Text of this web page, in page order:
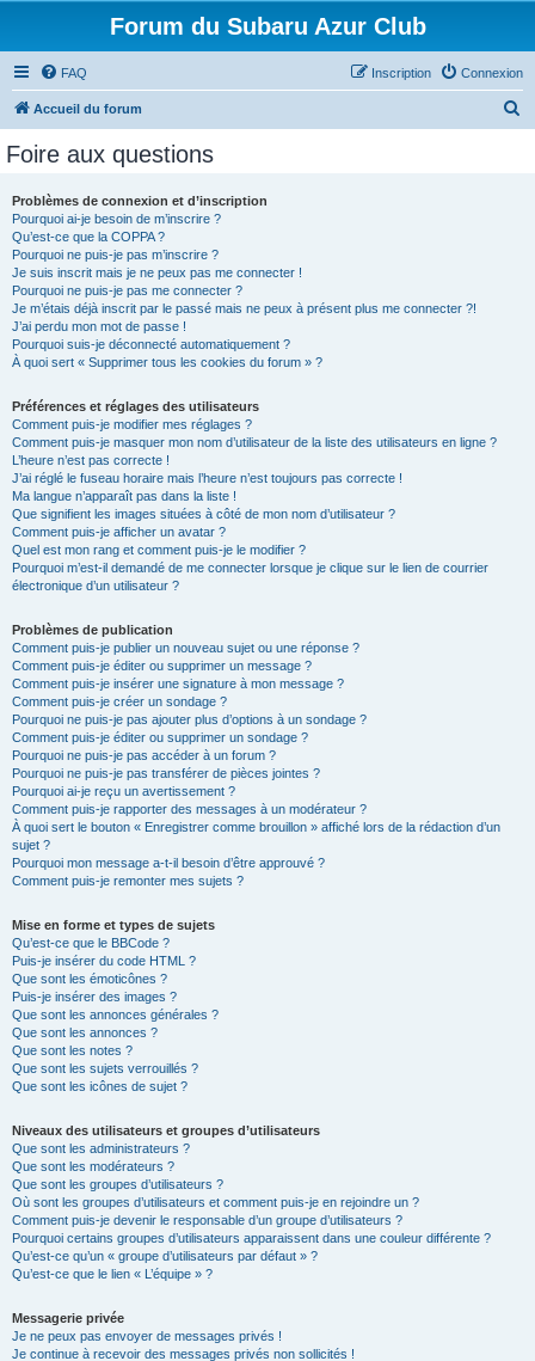
Forum du Subaru Azur Club
FAQ Connexion
Inscription
Accueil du forum
Foire aux questions
Problèmes de connexion et d’inscription
Pourquoi ai-je besoin de m’inscrire ?
Qu’est-ce que la COPPA ?
Pourquoi ne puis-je pas m’inscrire ?
Je suis inscrit mais je ne peux pas me connecter !
Pourquoi ne puis-je pas me connecter ?
Je m’étais déjà inscrit par le passé mais ne peux à présent plus me connecter ?!
J’ai perdu mon mot de passe !
Pourquoi suis-je déconnecté automatiquement ?
À quoi sert « Supprimer tous les cookies du forum » ?
Préférences et réglages des utilisateurs
Comment puis-je modifier mes réglages ?
Comment puis-je masquer mon nom d’utilisateur de la liste des utilisateurs en ligne ?
L’heure n’est pas correcte !
J’ai réglé le fuseau horaire mais l’heure n’est toujours pas correcte !
Ma langue n’apparaît pas dans la liste !
Que signifient les images situées à côté de mon nom d’utilisateur ?
Comment puis-je afficher un avatar ?
Quel est mon rang et comment puis-je le modifier ?
Pourquoi m’est-il demandé de me connecter lorsque je clique sur le lien de courrier
électronique d’un utilisateur ?
Problèmes de publication
Comment puis-je publier un nouveau sujet ou une réponse ?
Comment puis-je éditer ou supprimer un message ?
Comment puis-je insérer une signature à mon message ?
Comment puis-je créer un sondage ?
Pourquoi ne puis-je pas ajouter plus d’options à un sondage ?
Comment puis-je éditer ou supprimer un sondage ?
Pourquoi ne puis-je pas accéder à un forum ?
Pourquoi ne puis-je pas transférer de pièces jointes ?
Pourquoi ai-je reçu un avertissement ?
Comment puis-je rapporter des messages à un modérateur ?
À quoi sert le bouton « Enregistrer comme brouillon » affiché lors de la rédaction d’un
sujet ?
Pourquoi mon message a-t-il besoin d’être approuvé ?
Comment puis-je remonter mes sujets ?
Mise en forme et types de sujets
Qu’est-ce que le BBCode ?
Puis-je insérer du code HTML ?
Que sont les émoticônes ?
Puis-je insérer des images ?
Que sont les annonces générales ?
Que sont les annonces ?
Que sont les notes ?
Que sont les sujets verrouillés ?
Que sont les icônes de sujet ?
Niveaux des utilisateurs et groupes d’utilisateurs
Que sont les administrateurs ?
Que sont les modérateurs ?
Que sont les groupes d’utilisateurs ?
Où sont les groupes d’utilisateurs et comment puis-je en rejoindre un ?
Comment puis-je devenir le responsable d’un groupe d’utilisateurs ?
Pourquoi certains groupes d’utilisateurs apparaissent dans une couleur différente ?
Qu’est-ce qu’un « groupe d’utilisateurs par défaut » ?
Qu’est-ce que le lien « L’équipe » ?
Messagerie privée
Je ne peux pas envoyer de messages privés !
Je continue à recevoir des messages privés non sollicités !